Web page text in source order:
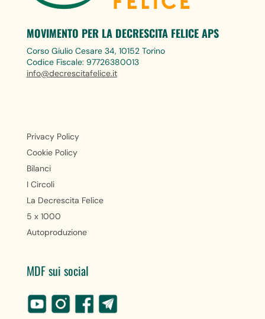
MOVIMENTO PER LA DECRESCITA FELICE APS
Corso Giulio Cesare 34, 10152 Torino
Codice Fiscale: 97726380013
info@decrescitafelice.it
Privacy Policy
Cookie Policy
Bilanci
I Circoli
La Decrescita Felice
5 x 1000
Autoproduzione
MDF sui social